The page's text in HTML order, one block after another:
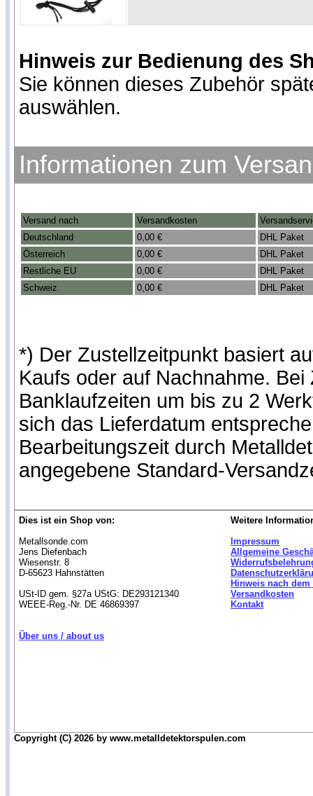
Hinweis zur Bedienung des
Sie können dieses Zubehör
auswählen.
Informationen zum
Versand nach Versandkosten
Deutschland
0,00 €
DHL Paket
Österreich
0,00 €
DHL Paket
Restliche EU
0,00 €
DHL Paket
Schweiz
0,00 € DHL Paket
*) Der Zustellzeitpunkt basiert
Kaufs oder auf Nachnahme.
Banklaufzeiten um bis zu 2
sich das Lieferdatum
Bearbeitungszeit durch
angegebene Standard-
Dies ist ein Shop von:
Metallsonde.com
Jens Diefenbach
Wiesenstr. 8
D-65623 Hahnstätten
USt-ID gem. §27a UStG: DE293121340
WEEE-Reg.-Nr. DE 46869397
Über uns / about us
Weitere
Impressum
Allgemeine
Hinweis nach
Versandkosten
Kontakt
Copyright (C) 2026 by www.metalldetektorspulen.com